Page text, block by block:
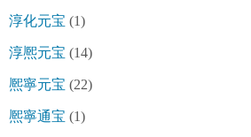
淳化元宝 (1)
淳熈元宝 (14)
熈寧元宝 (22)
熈寧通宝 (1)